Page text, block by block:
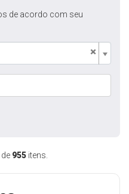
de 955 itens.
de acordo com seu
×